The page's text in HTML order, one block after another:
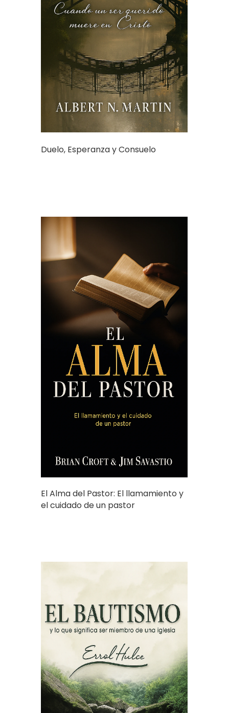
Duelo, Esperanza y Consuelo
El Alma del Pastor: El llamamiento y
el cuidado de un pastor